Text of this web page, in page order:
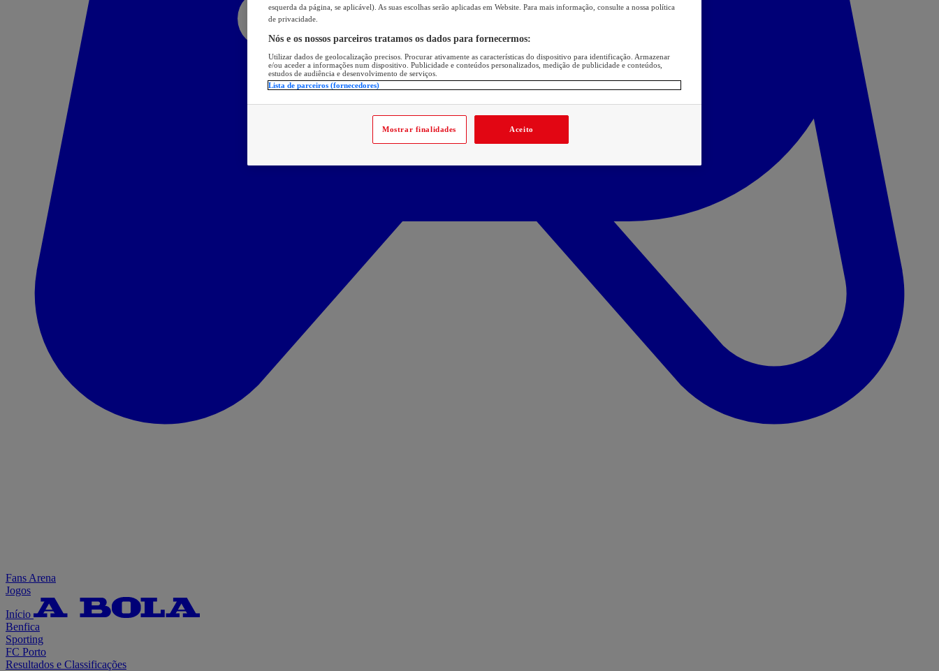
Fans Arena
Jogos
Início
Benfica
Sporting
FC Porto
Resultados e Classificações
esquerda da página, se aplicável). As suas escolhas serão aplicadas em Website. Para mais informação, consulte a nossa política
de privacidade.
Nós e os nossos parceiros tratamos os dados para fornecermos:
Utilizar dados de geolocalização precisos. Procurar ativamente as características do dispositivo para identificação. Armazenar
e/ou aceder a informações num dispositivo. Publicidade e conteúdos personalizados, medição de publicidade e conteúdos,
estudos de audiência e desenvolvimento de serviços.
Lista de parceiros (fornecedores)
Mostrar finalidades Aceito